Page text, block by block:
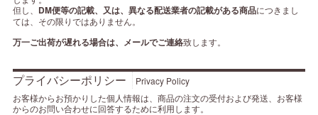
但し、 DM便等の記載、又は、異なる配送業者の記載がある商品につきまし
ては、その限りではありません。
万一ご出荷が遅れる場合は、メールでご連絡致します。
プライバシーポリシー
Privacy Policy
お客様からお預かりした個人情報は、商品の注文の受付および発送、お客様
からのお問い合わせに回答するために利用します。